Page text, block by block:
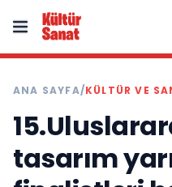
ANA SAYFA/KÜLTÜR VE
tasarım